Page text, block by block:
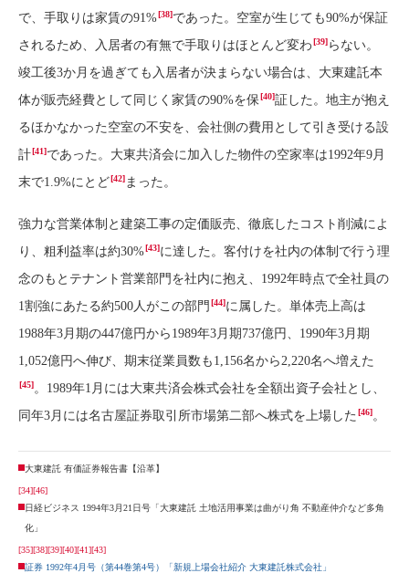
で、手取りは家賃の91%[38]であった。空室が生じても90%が保証
されるため、入居者の有無で手取りはほとんど変わ[39]らない。
竣工後3か月を過ぎても入居者が決まらない場合は、大東建託本
体が販売経費として同じく家賃の90%を保[40]証した。地主が抱え
るほかなかった空室の不安を、会社側の費用として引き受ける設
計[41]であった。大東共済会に加入した物件の空家率は1992年9月
末で1.9%にとど[42]まった。
強力な営業体制と建築工事の定価販売、徹底したコスト削減によ
り、粗利益率は約30%[43]に達した。客付けを社内の体制で行う理
念のもとテナント営業部門を社内に抱え、1992年時点で全社員の
1割強にあたる約500人がこの部門 [44]に属した。単体売上高は
1988年3月期の447億円から1989年3月期737億円、1990年3月期
1,052億円へ伸び、期末従業員数も1,156名から2,220名へ増えた
[45]。1989年1月には大東共済会株式会社を全額出資子会社とし、
同年3月には名古屋証券取引所市場第二部へ株式を上場した [46]。
大東建託 有価証券報告書【沿革】
[34][46]
日経ビジネス 1994年3月21日号「大東建託 土地活用事業は曲がり角 不動産仲介など多角
化」
[35][38][39][40][41][43]
証券 1992年4月号（第44巻第4号）「新規上場会社紹介 大東建託株式会社」